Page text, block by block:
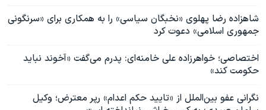
شاهزاده رضا پهلوی «نخبگان سیاسی» را به همکاری برای «سرنگونی
جمهوری اسلامی» دعوت کرد
اختصاصی؛ خواهرزاده علی خامنه‌ای: پدرم می‌گفت «آخوند نباید
حکومت کند»
نگرانی عفو بین‌الملل از «تایید حکم اعدام» رپر معترض؛ وکیل